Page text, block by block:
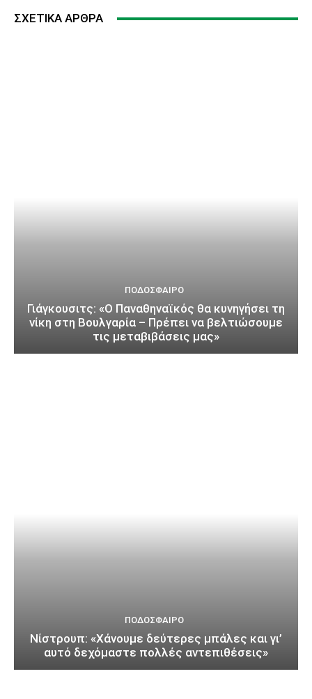
ΣΧΕΤΙΚΆ ΆΡΘΡΑ
ΠΟΔΌΣΦΑΙΡΟ
Γιάγκουσιτς: «Ο Παναθηναϊκός θα κυνηγήσει τη
νίκη στη Βουλγαρία – Πρέπει να βελτιώσουμε
τις μεταβιβάσεις μας»
ΠΟΔΌΣΦΑΙΡΟ
Νίστρουπ: «Χάνουμε δεύτερες μπάλες και γι’
αυτό δεχόμαστε πολλές αντεπιθέσεις»